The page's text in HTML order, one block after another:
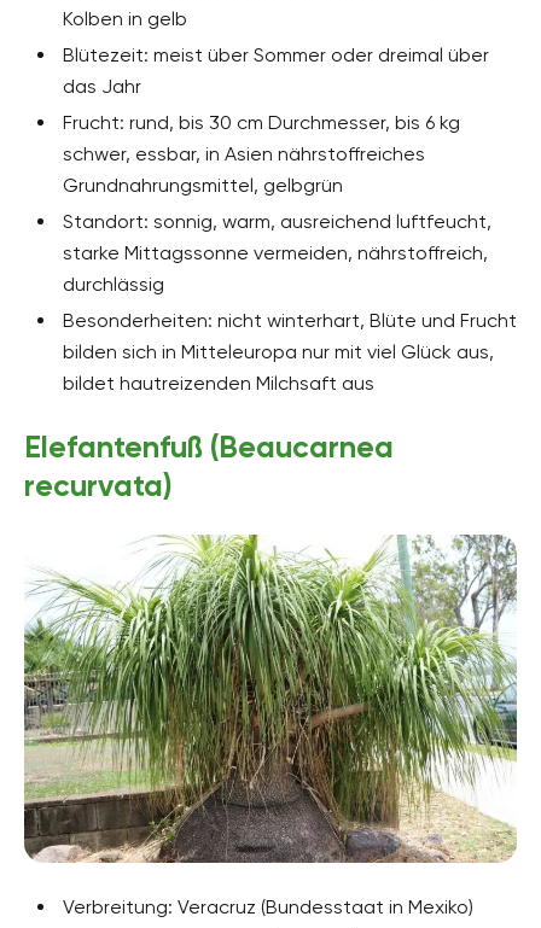
Kolben in gelb
Blütezeit: meist über Sommer oder dreimal über
das Jahr
Frucht: rund, bis 30 cm Durchmesser, bis 6 kg
schwer, essbar, in Asien nährstoffreiches
Grundnahrungsmittel, gelbgrün
Standort: sonnig, warm, ausreichend luftfeucht,
starke Mittagssonne vermeiden, nährstoffreich,
durchlässig
Besonderheiten: nicht winterhart, Blüte und Frucht
bilden sich in Mitteleuropa nur mit viel Glück aus,
bildet hautreizenden Milchsaft aus
Elefantenfuß (Beaucarnea
recurvata)
Verbreitung: Veracruz (Bundesstaat in Mexiko)